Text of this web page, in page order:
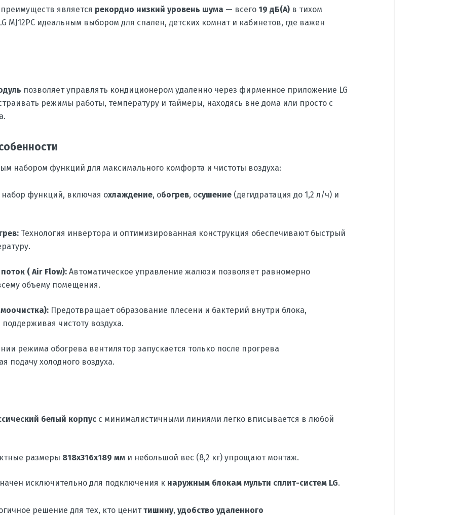
является рекордно низкий уровень шума — всего 19 дБ(A) в тихом
MJ12PC идеальным выбором для спален, детских комнат и кабинетов, где важен
позволяет управлять кондиционером удаленно через фирменное приложение LG
режимы работы, температуру и таймеры, находясь вне дома или просто с
набором функций для максимального комфорта и чистоты воздуха:
функций, включая охлаждение, обогрев, осушение (дегидратация до 1,2 л/ч) и
Технология инвертора и оптимизированная конструкция обеспечивают быстрый
( Air Flow): Автоматическое управление жалюзи позволяет равномерно
объему помещения.
Предотвращает образование плесени и бактерий внутри блока,
чистоту воздуха.
режима обогрева вентилятор запускается только после прогрева
подачу холодного воздуха.
белый корпус с минималистичными линиями легко вписывается в любой
размеры 818х316х189 мм и небольшой вес (8,2 кг) упрощают монтаж.
исключительно для подключения к наружным блокам мульти сплит-систем LG.
решение для тех, кто цениттишину, удобство удаленного